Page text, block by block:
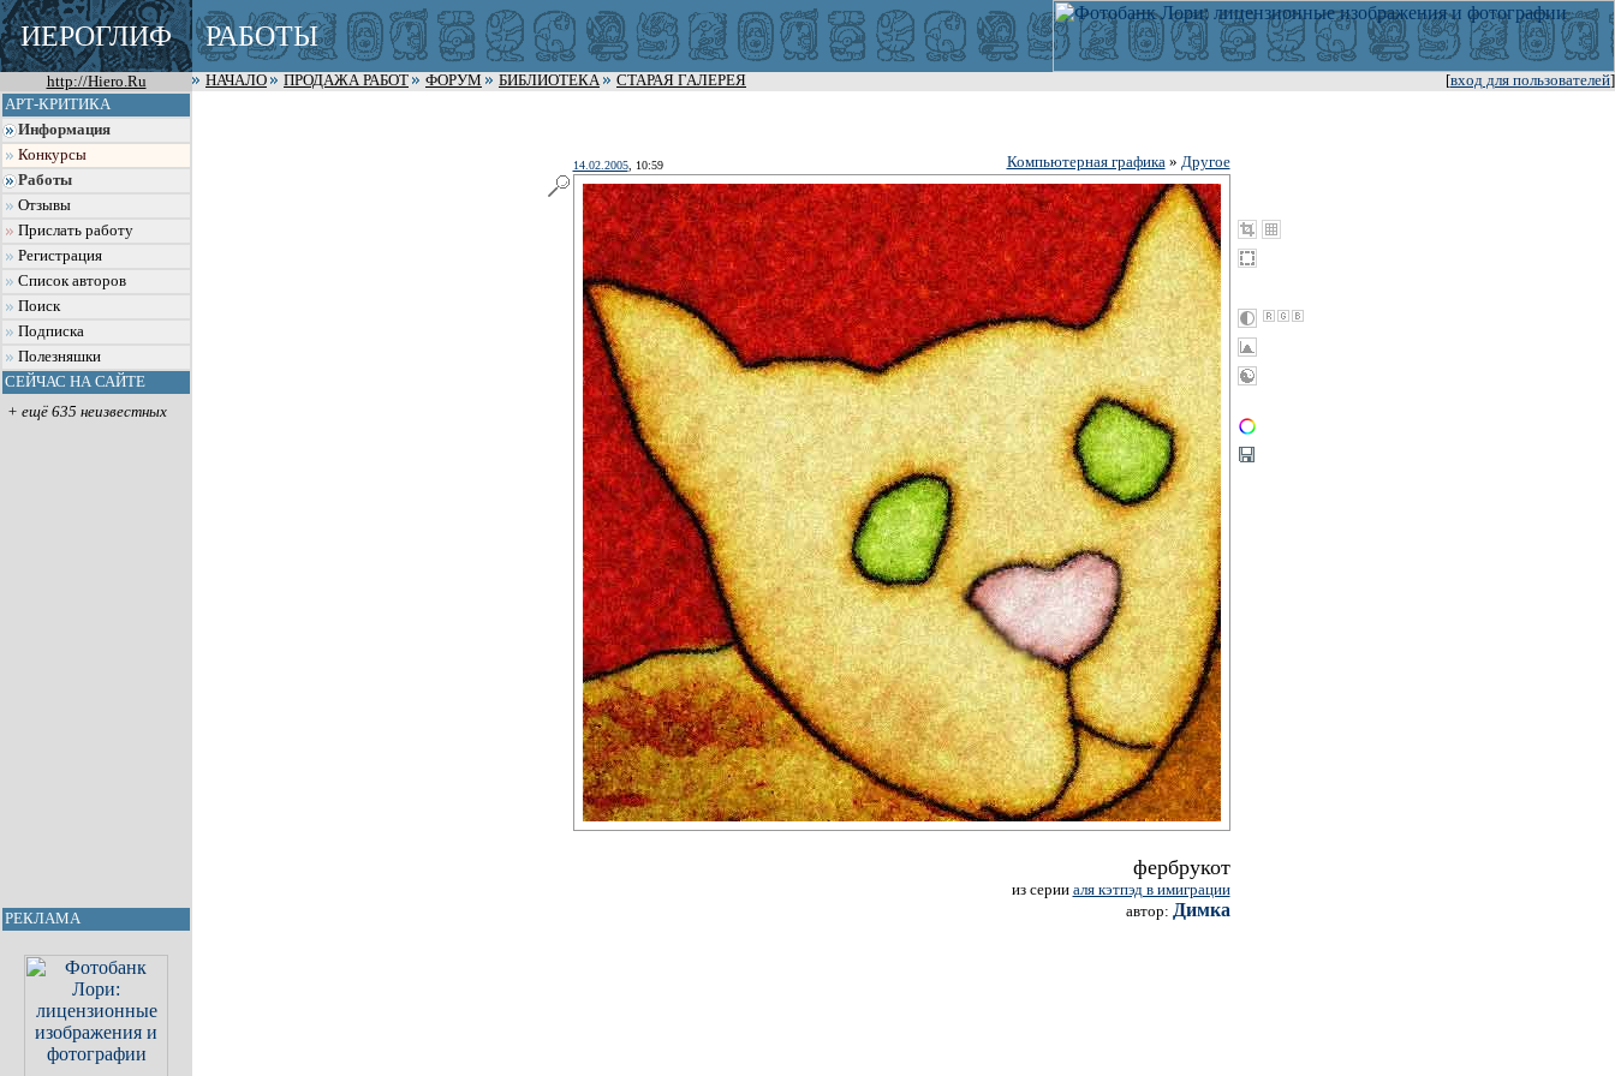
ИЕРОГЛИФ РАБОТЫ
http://Hiero.Ru [вход для пользователей]
НАЧАЛО ПРОДАЖА РАБОТ ФОРУМ БИБЛИОТЕКА
СТАРАЯ ГАЛЕРЕЯ
АРТ-КРИТИКА
Информация
Конкурсы
Работы
Отзывы
Прислать работу
Регистрация
Список авторов
Поиск
Подписка
Полезняшки
СЕЙЧАС НА САЙТЕ
+ ещё 635 неизвестных
РЕКЛАМА
14.02.2005, 10:59 Компьютерная графика» Другое
фербрукот
из серии аля кэтпэд в имиграции
автор: Димка